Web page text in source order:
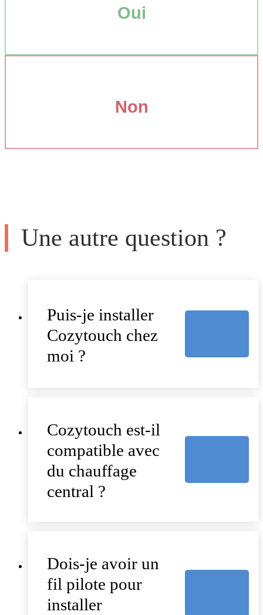
Oui
Non
Une autre question ?
Puis-je installer
Cozytouch chez
moi ?
Cozytouch est-il
compatible avec
du chauffage
central ?
Dois-je avoir un
fil pilote pour
installer